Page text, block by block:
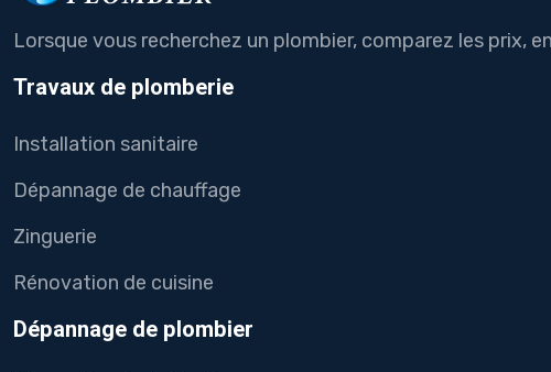
Lorsque vous recherchez un plombier, comparez les prix,
Travaux de plomberie
Installation sanitaire
Dépannage de chauffage
Zinguerie
Rénovation de cuisine
Dépannage de plombier